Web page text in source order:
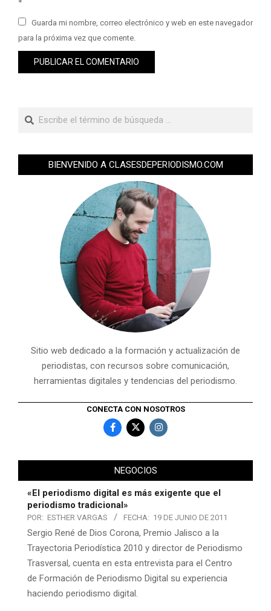
*
Guarda mi nombre, correo electrónico y web en este navegador
para la próxima vez que comente.
BIENVENIDO A CLASESDEPERIODISMO.COM
Sitio web dedicado a la formación y actualización de
periodistas, con recursos sobre comunicación,
herramientas digitales y tendencias del periodismo.
CONECTA CON NOSOTROS
NEGOCIOS
«El periodismo digital es más exigente que el
periodismo tradicional»
POR: ESTHER VARGAS FECHA: 19 DE JUNIO DE 2011
Sergio René de Dios Corona, Premio Jalisco a la
Trayectoria Periodística 2010 y director de Periodismo
Trasversal, cuenta en esta entrevista para el Centro
de Formación de Periodismo Digital su experiencia
haciendo periodismo digital.